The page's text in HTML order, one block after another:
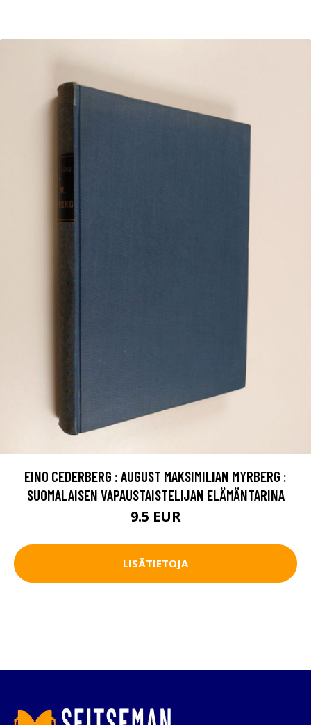
EINO CEDERBERG : AUGUST MAKSIMILIAN MYRBERG :
SUOMALAISEN VAPAUSTAISTELIJAN ELÄMÄNTARINA
9.5 EUR
LISÄTIETOJA